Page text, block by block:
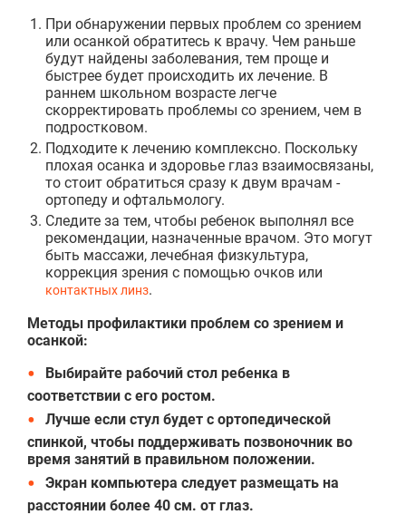
При обнаружении первых проблем со зрением
или осанкой обратитесь к врачу. Чем раньше
будут найдены заболевания, тем проще и
быстрее будет происходить их лечение. В
раннем школьном возрасте легче
скорректировать проблемы со зрением, чем в
подростковом.
Подходите к лечению комплексно. Поскольку
плохая осанка и здоровье глаз взаимосвязаны,
то стоит обратиться сразу к двум врачам -
ортопеду и офтальмологу.
Следите за тем, чтобы ребенок выполнял все
рекомендации, назначенные врачом. Это могут
быть массажи, лечебная физкультура,
коррекция зрения с помощью очков или
контактных линз.
Методы профилактики проблем со зрением и
осанкой:
Выбирайте рабочий стол ребенка в
соответствии с его ростом.
Лучше если стул будет с ортопедической
спинкой, чтобы поддерживать позвоночник во
время занятий в правильном положении.
Экран компьютера следует размещать на
расстоянии более 40 см. от глаз.